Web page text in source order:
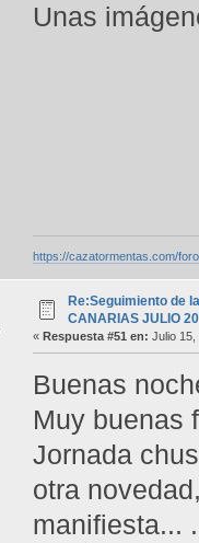
Unas
https://cazatormentas.com/
Re:Seguimiento de
CANARIAS JULIO
« Respuesta #51 en: Julio 15,
Buenas
Muy
Jornada
otra
manifiesta...